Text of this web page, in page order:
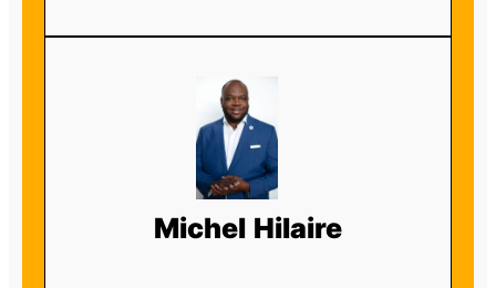
Michel Hilaire